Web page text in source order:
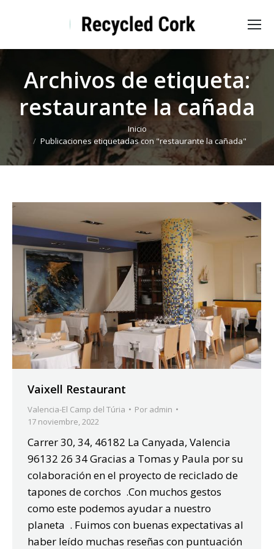
Archivos de etiqueta:
restaurante la cañada
Inicio
Publicaciones etiquetadas con "restaurante la cañada"
Vaixell Restaurant
Valencia-El Camp del Túria Por admin
17 noviembre, 2022
Carrer 30, 34, 46182 La Canyada, Valencia
96132 26 34 Gracias a Tomas y Paula por su
colaboración en el proyecto de reciclado de
tapones de corchos .Con muchos gestos
como este podemos ayudar a nuestro
planeta . Fuimos con buenas expectativas al
haber leído muchas reseñas con puntuación